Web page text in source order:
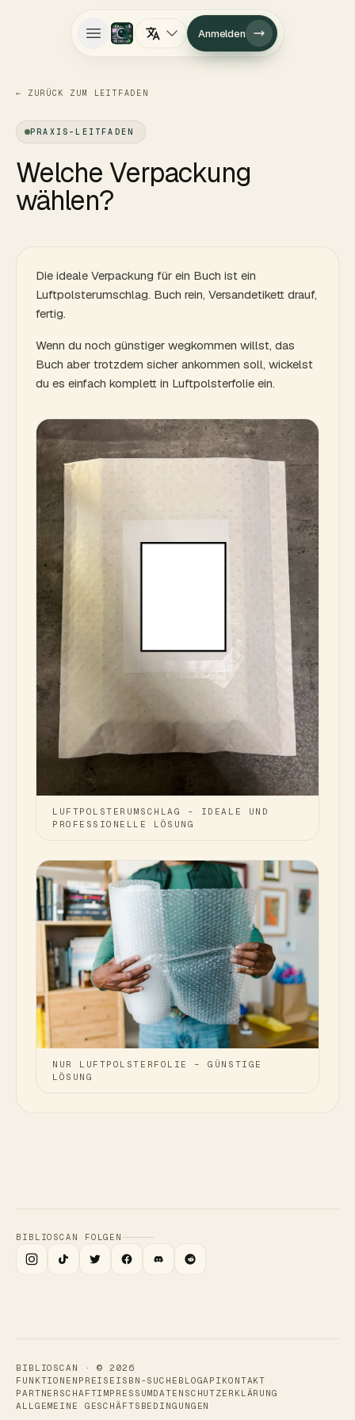
Hauptmenü öffnenAnmelden
← ZURÜCK ZUM LEITFADEN
PRAXIS-LEITFADEN
Welche Verpackung
wählen?
Die ideale Verpackung für ein Buch ist ein
Luftpolsterumschlag. Buch rein, Versandetikett drauf,
fertig.
Wenn du noch günstiger wegkommen willst, das
Buch aber trotzdem sicher ankommen soll, wickelst
du es einfach komplett in Luftpolsterfolie ein.
LUFTPOLSTERUMSCHLAG - IDEALE UND
PROFESSIONELLE LÖSUNG
NUR LUFTPOLSTERFOLIE – GÜNSTIGE
LÖSUNG
BIBLIOSCAN FOLGEN
BIBLIOSCAN · ©2026
FUNKTIONEN PREISE ISBN-SUCHE BLOGAPI KONTAKT
PARTNERSCHAFTIMPRESSUMDATENSCHUTZERKLÄRUNG
ALLGEMEINE GESCHÄFTSBEDINGUNGEN